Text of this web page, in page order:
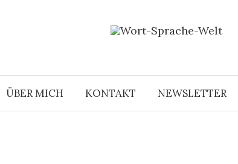
ÜBER MICH KONTAKT NEWSLETTER